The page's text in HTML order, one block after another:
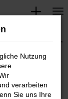
kaufen | Lieferservice
Nutzung
verarbeiten
Sie uns Ihre